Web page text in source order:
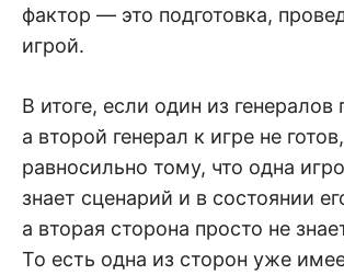
фактор — это подготовка,
игрой.
В итоге, если один из генералов
а второй генерал к игре не
равносильно тому, что одна
знает сценарий и в состоянии
а вторая сторона просто не
То есть одна из сторон уже